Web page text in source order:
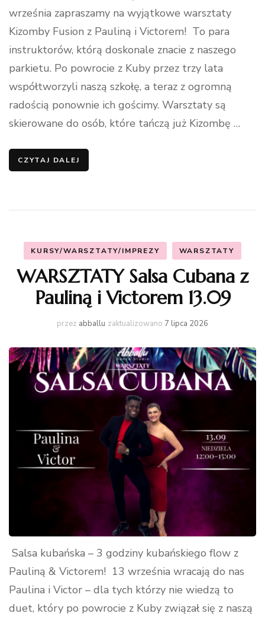
września zapraszamy na wyjątkowe warsztaty
Kizomby Fusion z Pauliną i Victorem! To para
instruktorów, którą doskonale znacie z naszego
parkietu. Po powrocie z Kuby przez trzy lata
współtworzyli naszą szkołę, a teraz z ogromną
radością ponownie ich gościmy. Warsztaty są
skierowane do osób, które tańczą już Kizombę …
CZYTAJ DALEJ
KURSY/WARSZTATY/IMPREZY WARSZTATY
WARSZTATY Salsa Cubana z
Pauliną i Victorem 13.09
przez abballu zaktualizowano 7 lipca 2026
Salsa kubańska – 3 godziny kubańskiego flow z
Pauliną & Victorem! 13 września wracają do nas
Paulina i Victor – dla tych którzy nie wiedzą to
duet, który po powrocie z Kuby związał się z naszą